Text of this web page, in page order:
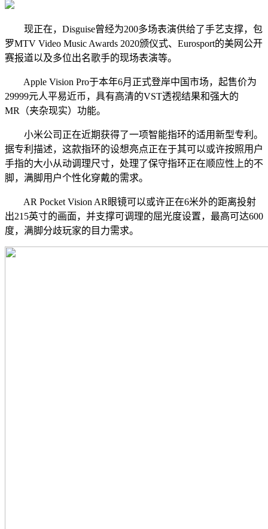
现正在，Disguise曾经为200多场表演供给了手艺支撑，包
罗MTV Video Music Awards 2020颁仪式、Eurosport的美网公开
赛报道以及多位出名歌手的现场表演等。
Apple Vision Pro于本年6月正式登岸中国市场，起售价为
29999元人平易近币，具有高清的VST透视结果和强大的
MR（夹杂现实）功能。
小米公司正在近期获得了一项智能指环的适用新型专利。
据专利描述，这款指环的设想亮点正在于其可以或许按照用户
手指的大小从动调理尺寸，处理了保守指环正在顺应性上的不
脚，满脚用户个性化穿戴的需求。
AR Pocket Vision AR眼镜可以或许正在6米外的距离投射
出215英寸的画面，并支撑可调理的屈光度设置，最高可达600
度，满脚分歧玩家的目力需求。